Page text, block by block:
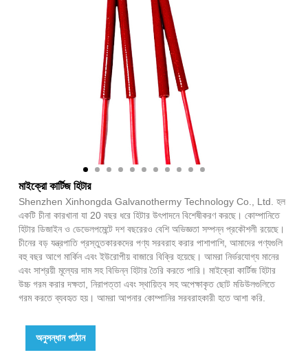
মাইক্রো কার্টিজ হিটার
Shenzhen Xinhongda Galvanothermy Technology Co., Ltd. হল
একটি চীনা কারখানা যা 20 বছর ধরে হিটার উৎপাদনে বিশেষীকরণ করছে। কোম্পানিতে
হিটার ডিজাইন ও ডেভেলপমেন্টে দশ বছরেরও বেশি অভিজ্ঞতা সম্পন্ন প্রকৌশলী রয়েছে।
চীনের বড় যন্ত্রপাতি প্রস্তুতকারকদের পণ্য সরবরাহ করার পাশাপাশি, আমাদের পণ্যগুলি
বহু বছর আগে মার্কিন এবং ইউরোপীয় বাজারে বিক্রি হয়েছে। আমরা নির্ভরযোগ্য মানের
এবং সাশ্রয়ী মূল্যের দাম সহ বিভিন্ন হিটার তৈরি করতে পারি। মাইক্রো কার্টিজ হিটার
উচ্চ গরম করার দক্ষতা, নিরাপত্তা এবং স্থায়িত্ব সহ অপেক্ষাকৃত ছোট মডিউলগুলিতে
গরম করতে ব্যবহৃত হয়। আমরা আপনার কোম্পানির সরবরাহকারী হতে আশা করি.
অনুসন্ধান পাঠান